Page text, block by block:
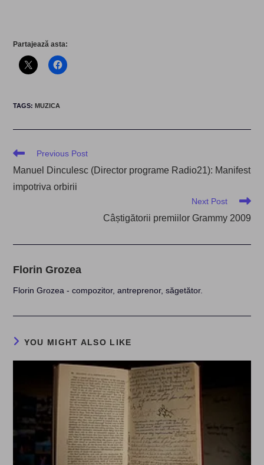
Partajează asta:
TAGS:MUZICA
Read
articles
Previous Post
Manuel Dinculesc (Director programe Radio21): Manifest
impotriva orbirii
Next Post
Câștigătorii premiilor Grammy 2009
Florin Grozea
Florin Grozea - compozitor, antreprenor, săgetător.
YOU MIGHT ALSO LIKE